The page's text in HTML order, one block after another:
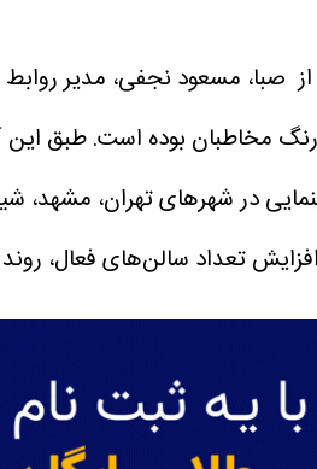
بوده است. طبق این آمار، مجموع
در شهرهای تهران، مشهد،
تعداد سالن‌های فعال،